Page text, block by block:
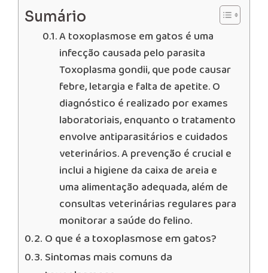
Sumário
A toxoplasmose em gatos é uma
infecção causada pelo parasita
Toxoplasma gondii, que pode causar
febre, letargia e falta de apetite. O
diagnóstico é realizado por exames
laboratoriais, enquanto o tratamento
envolve antiparasitários e cuidados
veterinários. A prevenção é crucial e
inclui a higiene da caixa de areia e
uma alimentação adequada, além de
consultas veterinárias regulares para
monitorar a saúde do felino.
O que é a toxoplasmose em gatos?
Sintomas mais comuns da